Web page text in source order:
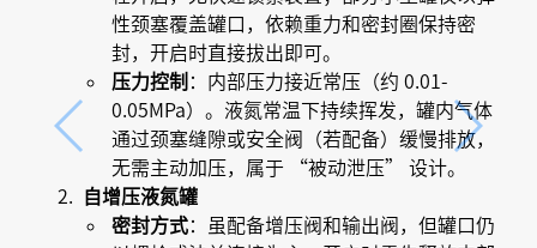
性颈塞覆盖罐口，依赖重力和密封圈保持密
封，开启时直接拔出即可。
压力控制 ：内部压力接近常压（约 0.01-
0.05MPa）。液氮常温下持续挥发，罐内气体
通过颈塞缝隙或安全阀（若配备）缓慢排放，
无需主动加压，属于 “被动泄压” 设计。
自增压液氮罐
密封方式：虽配备增压阀和输出阀，但罐口仍